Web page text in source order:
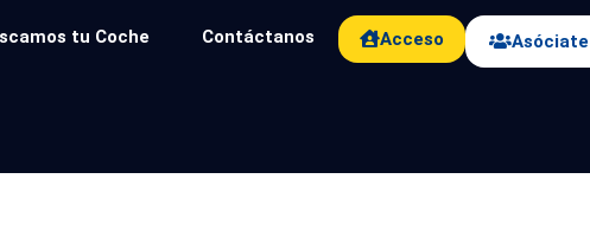
tu Coche Contáctanos Acceso Asóciate